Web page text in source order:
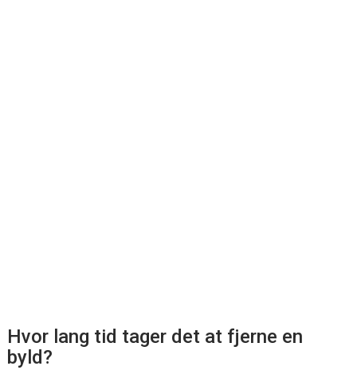
Hvor lang tid tager det at fjerne en
byld?